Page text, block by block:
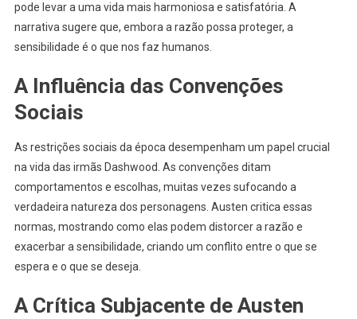
pode levar a uma vida mais harmoniosa e satisfatória. A
narrativa sugere que, embora a razão possa proteger, a
sensibilidade é o que nos faz humanos.
A Influência das Convenções
Sociais
As restrições sociais da época desempenham um papel crucial
na vida das irmãs Dashwood. As convenções ditam
comportamentos e escolhas, muitas vezes sufocando a
verdadeira natureza dos personagens. Austen critica essas
normas, mostrando como elas podem distorcer a razão e
exacerbar a sensibilidade, criando um conflito entre o que se
espera e o que se deseja.
A Crítica Subjacente de Austen